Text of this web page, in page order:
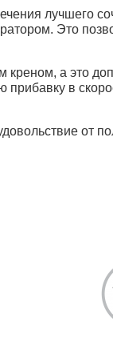
лучшего
Это
а это
прибавку в
от